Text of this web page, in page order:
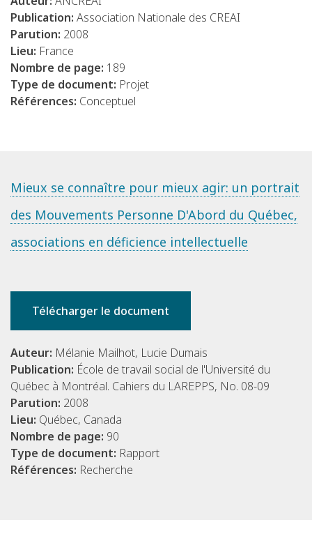
Publication: Association Nationale des CREAI
Parution: 2008
Lieu: France
Nombre de page: 189
Type de document: Projet
Références: Conceptuel
Mieux se connaître pour mieux agir: un portrait
des Mouvements Personne D'Abord du Québec,
associations en déficience intellectuelle
Télécharger le document
Auteur: Mélanie Mailhot, Lucie Dumais
Publication: École de travail social de l'Université du
Québec à Montréal. Cahiers du LAREPPS, No. 08-09
Parution: 2008
Lieu: Québec, Canada
Nombre de page: 90
Type de document: Rapport
Références: Recherche